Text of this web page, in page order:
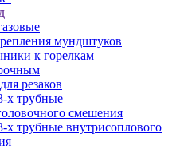
мундштуков
к горелкам
резаков
х трубные
смешения
х трубные внутрисоплового